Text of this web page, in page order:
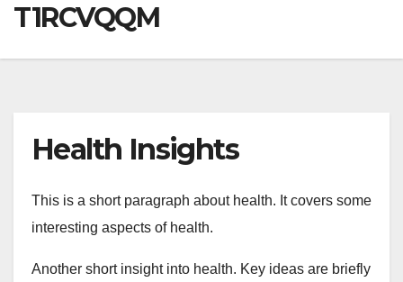
T1RCVQQM
Health Insights
This is a short paragraph about health. It covers some
interesting aspects of health.
Another short insight into health. Key ideas are briefly